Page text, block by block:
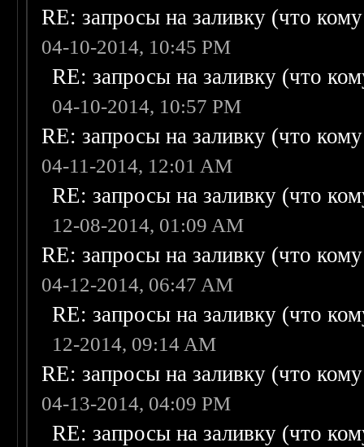
RE: запросы на заливку (что
04-10-2014, 10:45 PM
RE: запросы на заливку (что
04-10-2014, 10:57 PM
RE: запросы на заливку (что
04-11-2014, 12:01 AM
RE: запросы на заливку (что
12-08-2014, 01:09 AM
RE: запросы на заливку (что
04-12-2014, 06:47 AM
RE: запросы на заливку (что
12-2014, 09:14 AM
RE: запросы на заливку (что
04-13-2014, 04:09 PM
RE: запросы на заливку (что